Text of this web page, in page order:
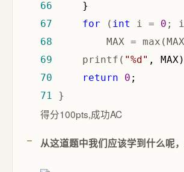
66
67
for ( int i = 0 ; i
68
MAX =
69
     printf(
"%d "
70
return 0
71 }
得分100pts,成功AC
从这道题中我们应该学到什么呢